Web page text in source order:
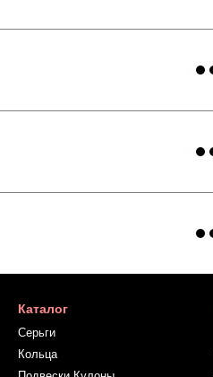
Каталог
Серьги
Кольца